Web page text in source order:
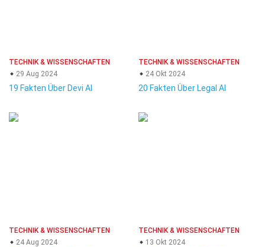
TECHNIK & WISSENSCHAFTEN
29 Aug 2024
19 Fakten Über Devi AI
TECHNIK & WISSENSCHAFTEN
24 Okt 2024
20 Fakten Über Legal AI
TECHNIK & WISSENSCHAFTEN
24 Aug 2024
TECHNIK & WISSENSCHAFTEN
13 Okt 2024